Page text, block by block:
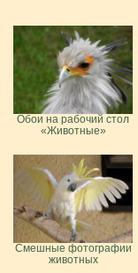
Обои на рабочий стол
«Животные»
Смешные фотографии
животных